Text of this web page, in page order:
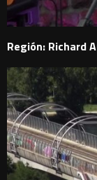
Región: Richard